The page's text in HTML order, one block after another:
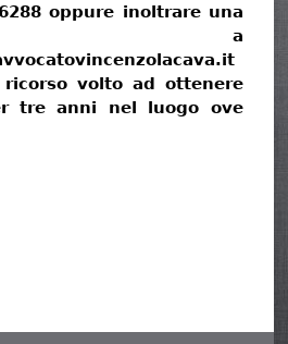
oppure inoltrare una
a
volto ad ottenere
tre anni nel luogo ove